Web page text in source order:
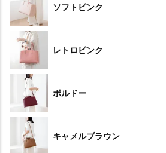
ソフトピンク
レトロピンク
ボルドー
キャメルブラウン